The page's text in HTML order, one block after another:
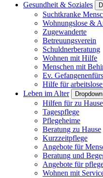
Gesundheit & Soziales
Suchtkranke
Wohnungslose &
Zugewanderte
Betreuungsverein
Schuldnerberatung
Wohnen mit Hilfe
Menschen mit
Ev.
Hilfe für
Leben im Alter
Hilfen für zu Hause
Tagespflege
Pflegeheime
Beratung zu Hause
Kurzzeitpflege
Angebote für
Beratung und
Angebote für
Wohnen mit